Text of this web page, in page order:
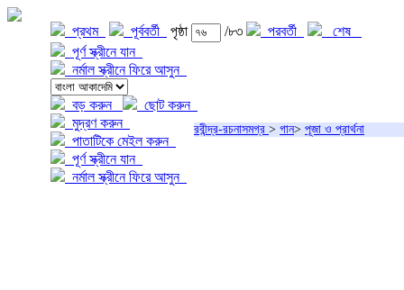
প্রথম পূর্ববর্তী পৃষ্ঠা /৮৩ পরবর্তী
শেষ
পূর্ণ স্ক্রীনে যান
নর্মাল স্ক্রীনে ফিরে আসুন
বড় করুন
ছোট করুন
মুদ্রণ করুন
পাতাটিকে মেইল করুন
পূর্ণ স্ক্রীনে যান
নর্মাল স্ক্রীনে ফিরে আসুন
রবীন্দ্র-রচনাসমগ্র > গান> পূজা ও প্রার্থনা